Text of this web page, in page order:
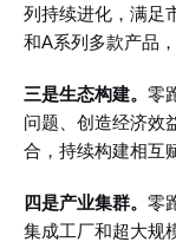
列持续进化，满足
和A系列多款产品
三是生态构建。 零
问题、创造经济效
合，持续构建相互
四是产业集群。 零
集成工厂和超大规